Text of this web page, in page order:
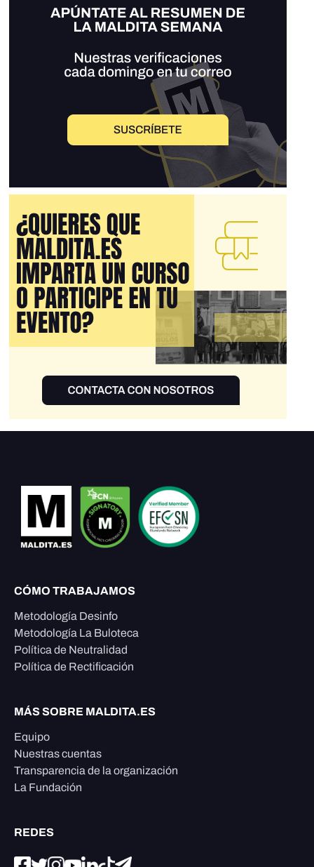
CÓMO TRABAJAMOS
Metodología Desinfo
Metodología La Buloteca
Política de Neutralidad
Política de Rectificación
MÁS SOBRE MALDITA.ES
Equipo
Nuestras cuentas
Transparencia de la organización
La Fundación
REDES